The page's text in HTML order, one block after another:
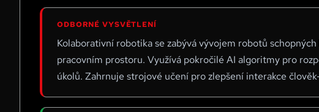
ODBORNÉ VYSVĚTLENÍ
Kolaborativní robotika se zabývá vývojem robotů
pracovním prostoru. Využívá pokročilé AI algoritmy pro
úkolů. Zahrnuje strojové učení pro zlepšení interakce